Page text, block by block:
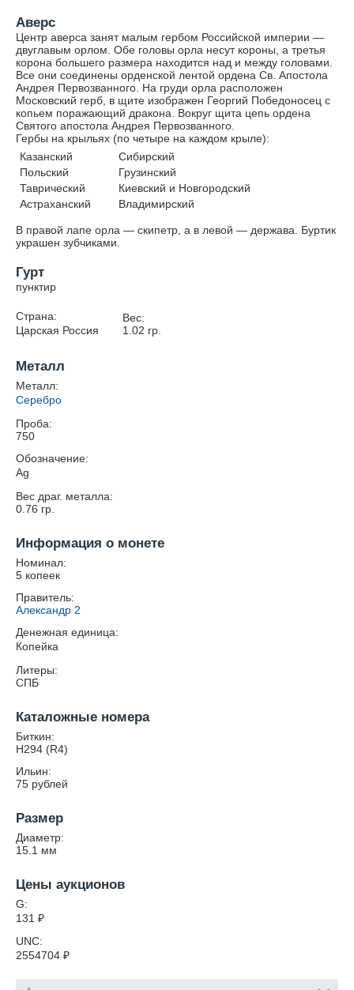
Аверс
Центр аверса занят малым гербом Российской империи —
двуглавым орлом. Обе головы орла несут короны, а третья
корона большего размера находится над и между головами.
Все они соединены орденской лентой ордена Св. Апостола
Андрея Первозванного. На груди орла расположен
Московский герб, в щите изображен Георгий Победоносец с
копьем поражающий дракона. Вокруг щита цепь ордена
Святого апостола Андрея Первозванного.
Гербы на крыльях (по четыре на каждом крыле):
Казанский
Польский
Таврический
Астраханский
Сибирский
Грузинский
Киевский и Новгородский
Владимирский
В правой лапе орла — скипетр, а в левой — держава. Буртик
украшен зубчиками.
Гурт
пунктир
Страна:
Царская Россия
Вес:
1.02 гр.
Металл
Металл:
Серебро
Проба:
750
Обозначение:
Ag
Вес драг. металла:
0.76 гр.
Информация о монете
Номинал:
5 копеек
Правитель:
Александр 2
Денежная единица:
Копейка
Литеры:
СПБ
Каталожные номера
Биткин:
Н294 (R4)
Ильин:
75 рублей
Размер
Диаметр:
15.1 мм
Цены аукционов
G:
131 ₽
UNC:
2554704 ₽